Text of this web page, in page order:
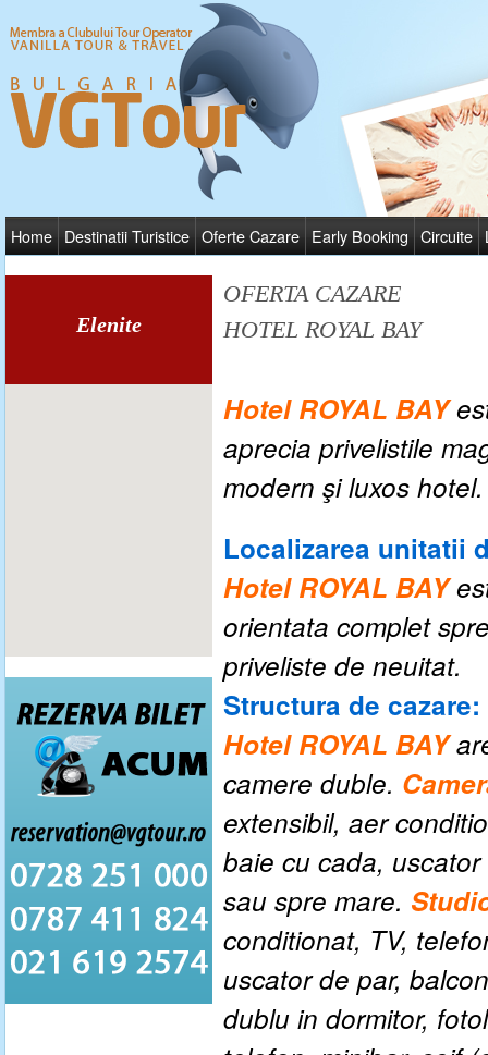
Home Destinatii Turistice Oferte Cazare Early Booking Circuite
Elenite
OFERTA CAZARE
HOTEL ROYAL BAY
Hotel ROYAL BAY
aprecia privelistile
modern şi luxos hotel.
Localizarea unitatii
Hotel ROYAL BAY
orientata complet
priveliste de neuitat.
Structura de cazare:
Hotel ROYAL BAY
camere duble.
extensibil, aer
baie cu cada,
sau spre mare.
conditionat, TV,
uscator de par,
dublu in dormitor,